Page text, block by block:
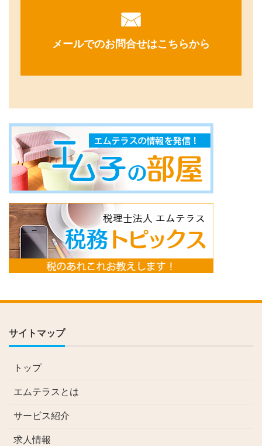
メールでのお問合せはこちらから
サイトマップ
トップ
エムテラスとは
サービス紹介
求人情報